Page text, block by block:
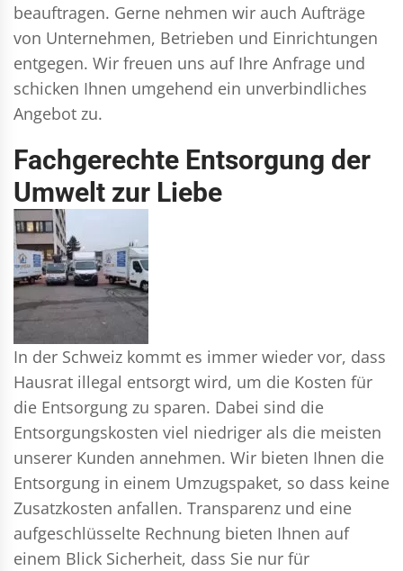
beauftragen. Gerne nehmen wir auch Aufträge
von Unternehmen, Betrieben und Einrichtungen
entgegen. Wir freuen uns auf Ihre Anfrage und
schicken Ihnen umgehend ein unverbindliches
Angebot zu.
Fachgerechte Entsorgung der
Umwelt zur Liebe
In der Schweiz kommt es immer wieder vor, dass
Hausrat illegal entsorgt wird, um die Kosten für
die Entsorgung zu sparen. Dabei sind die
Entsorgungskosten viel niedriger als die meisten
unserer Kunden annehmen. Wir bieten Ihnen die
Entsorgung in einem Umzugspaket, so dass keine
Zusatzkosten anfallen. Transparenz und eine
aufgeschlüsselte Rechnung bieten Ihnen auf
einem Blick Sicherheit, dass Sie nur für